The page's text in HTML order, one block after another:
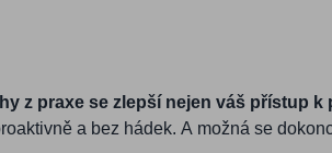
praxe se zlepší nejen váš přístup k
a bez hádek. A možná se